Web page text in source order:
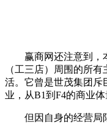
赢商网还注意到，
（工三店）周围的所
活。它曾是世茂集团斥
业，从B1到F4的商业体
但因自身的经营局